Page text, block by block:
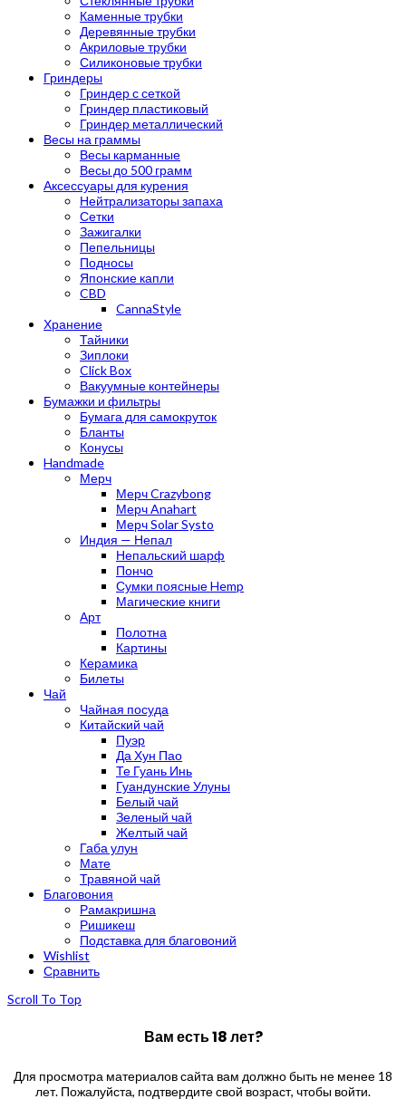
Каменные трубки
Деревянные трубки
Акриловые трубки
Силиконовые трубки
Гриндеры
Гриндер с сеткой
Гриндер пластиковый
Гриндер металлический
Весы на граммы
Весы карманные
Весы до 500 грамм
Аксессуары для курения
Нейтрализаторы запаха
Сетки
Зажигалки
Пепельницы
Подносы
Японские капли
CBD
CannaStyle
Хранение
Тайники
Зиплоки
Click Box
Вакуумные контейнеры
Бумажки и фильтры
Бумага для самокруток
Бланты
Конусы
Handmade
Мерч
Мерч Crazybong
Мерч Anahart
Мерч Solar Systo
Индия — Непал
Непальский шарф
Пончо
Сумки поясные Hemp
Магические книги
Арт
Полотна
Картины
Керамика
Билеты
Чай
Чайная посуда
Китайский чай
Пуэр
Да Хун Пао
Те Гуань Инь
Гуандунские Улуны
Белый чай
Зеленый чай
Желтый чай
Габа улун
Мате
Травяной чай
Благовония
Рамакришна
Ришикеш
Подставка для благовоний
Wishlist
Сравнить
Scroll To Top
Вам есть 18 лет?
Для просмотра материалов сайта вам должно быть не менее 18
лет. Пожалуйста, подтвердите свой возраст, чтобы войти.